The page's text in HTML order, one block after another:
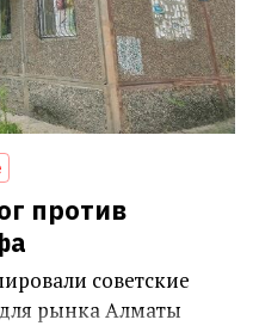
против
советские
рынка Алматы